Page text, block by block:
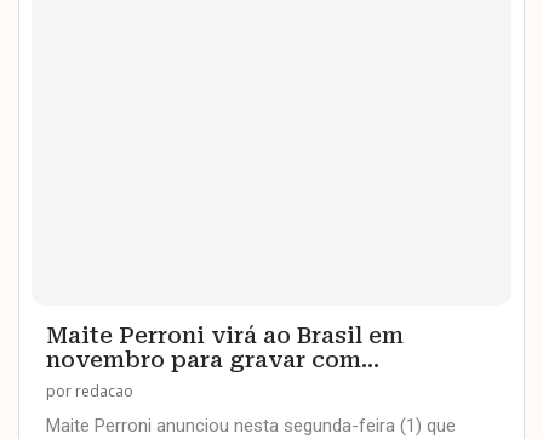
Maite Perroni virá ao Brasil em
novembro para gravar com...
por redacao
Maite Perroni anunciou nesta segunda-feira (1) que